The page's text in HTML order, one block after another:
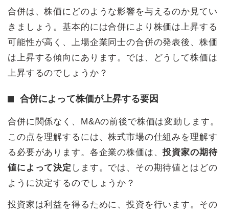
合併は、株価にどのような影響を与えるのか見てい
きましょう。基本的には合併により株価は上昇する
可能性が高く、上場企業同士の合併の発表後、株価
は上昇する傾向にあります。では、どうして株価は
上昇するのでしょうか？
合併によって株価が上昇する要因
合併に関係なく、M&Aの前後で株価は変動します。
この点を理解するには、株式市場の仕組みを理解す
る必要があります。各企業の株価は、投資家の期待
値によって決定 します。では、その期待値とはどの
ように決定するのでしょうか？
投資家は利益を得るために、投資を行います。その